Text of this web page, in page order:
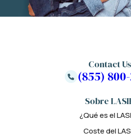
Sobre
¿Qué es el
Coste del
Contact Us
(855)